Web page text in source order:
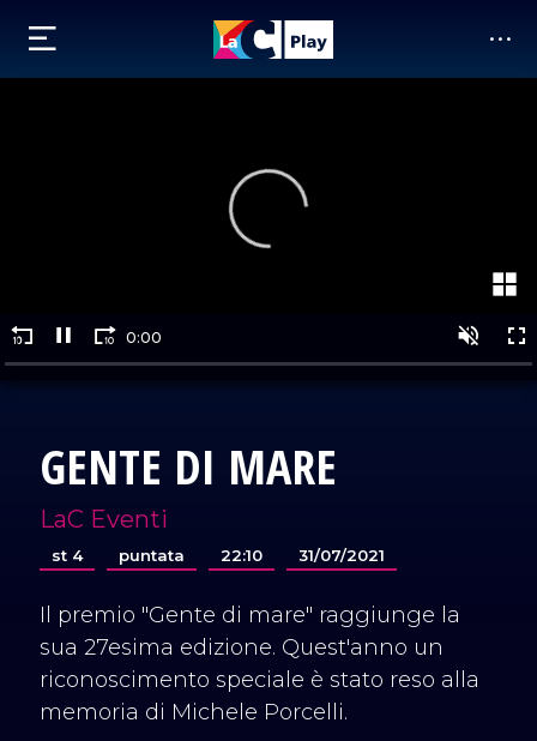
GENTE DI MARE
LaC Eventi
st 4 puntata 22:10 31/07/2021
Il premio "Gente di mare" raggiunge la
sua 27esima edizione. Quest'anno un
riconoscimento speciale è stato reso alla
memoria di Michele Porcelli.